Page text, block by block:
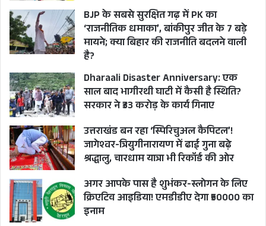
BJP के सबसे सुरक्षित गढ़ में PK का
‘राजनीतिक धमाका’, बांकीपुर जीत के 7 बड़े
मायने; क्या बिहार की राजनीति बदलने वाली
है?
Dharaali Disaster Anniversary: एक
साल बाद भागीरथी घाटी में कैसी है स्थिति?
सरकार ने ₹33 करोड़ के कार्य गिनाए
उत्तराखंड बन रहा ‘स्पिरिचुअल कैपिटल’!
जागेश्वर-त्रियुगीनारायण में ढाई गुना बढ़े
श्रद्धालु, चारधाम यात्रा भी रिकॉर्ड की ओर
अगर आपके पास है शुभंकर-स्लोगन के लिए
क्रिएटिव आइडिया! एमडीडीए देगा ₹50000 का
इनाम